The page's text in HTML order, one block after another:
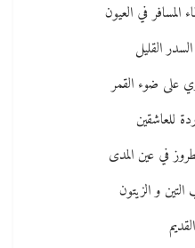
المسافر في العيون
القليل
على ضوء القمر
للعاشقين
في عين المدى
و الزيتون